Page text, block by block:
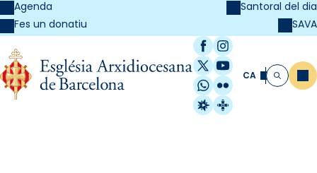
Agenda
Fes un donatiu
Santoral del dia
SAVA
Facebook
Instagram
X / Twitter
YouTube
WhatsApp
Flickr
Radio Estel
Catalunya
CA Cerca